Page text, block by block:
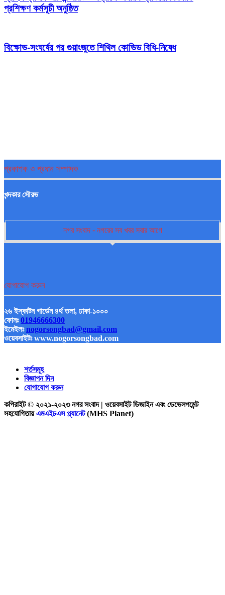
প্রশিক্ষণ কর্মসূচী অনুষ্ঠিত
বিক্ষোভ-সংঘর্ষের পর গুয়াংজুতে শিথিল কোভিড বিধি-নিষেধ
প্রকাশক ও প্রধান সম্পাদক
খন্দকার সৌরভ
নগর সংবাদ - নগরের সব খবর সবার আগে
যোগাযোগ করুন
২৬ ইস্কাটন গার্ডেন ৪র্থ তলা, ঢাকা-১০০০
ফোনঃ01946666300
ইমেইলঃnogorsongbad@gmail.com
ওয়েবসাইটঃ www.nogorsongbad.com
শর্তসমূহ
বিজ্ঞাপন দিন
যোগাযোগ করুন
কপিরাইট © ২০২১-২০২৩ নগর সংবাদ | ওয়েবসাইট ডিজাইন এবং ডেভেলপমেন্ট
সহযোগিতায়এমএইচএস প্ল্যানেট(MHS Planet)